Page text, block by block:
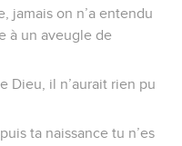
jamais on n’a entendu
à un aveugle de
Dieu, il n’aurait rien pu
ta naissance tu n’es